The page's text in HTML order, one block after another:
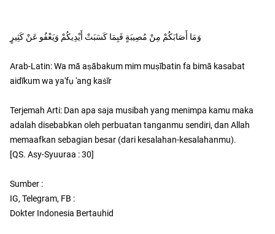
وَمَا أَصَابَكُمْ مِنْ مُصِيبَةٍ فَبِمَا كَسَبَتْ أَيْدِيكُمْ وَيَعْفُو عَنْ كَثِيرٍ
Arab-Latin: Wa mā aṣābakum mim muṣībatin fa bimā kasabat
aidīkum wa ya'fụ 'ang kaṡīr
Terjemah Arti: Dan apa saja musibah yang menimpa kamu maka
adalah disebabkan oleh perbuatan tanganmu sendiri, dan Allah
memaafkan sebagian besar (dari kesalahan-kesalahanmu).
[QS. Asy-Syuuraa : 30]
Sumber :
IG, Telegram, FB :
Dokter Indonesia Bertauhid